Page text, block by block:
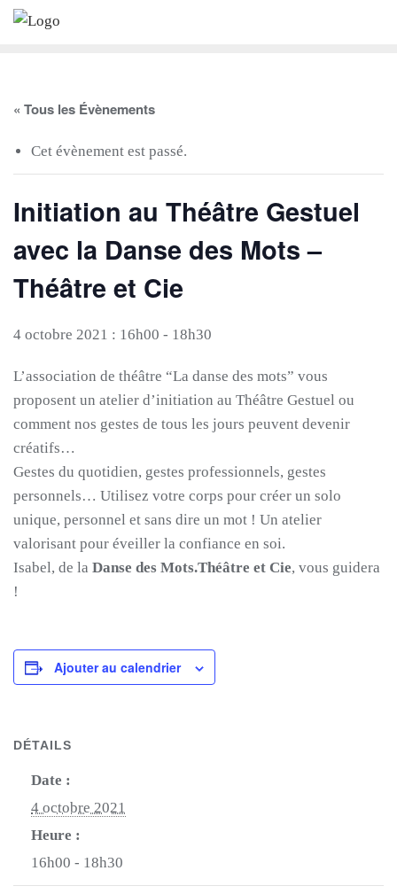
Skip
« Tous les Évènements
Cet évènement est passé.
Initiation au Théâtre Gestuel
avec la Danse des Mots –
Théâtre et Cie
4 octobre 2021 : 16h00 - 18h30
L’association de théâtre “La danse des mots” vous
proposent un atelier d’initiation au Théâtre Gestuel ou
comment nos gestes de tous les jours peuvent devenir
créatifs…
Gestes du quotidien, gestes professionnels, gestes
personnels… Utilisez votre corps pour créer un solo
unique, personnel et sans dire un mot ! Un atelier
valorisant pour éveiller la confiance en soi.
Isabel, de la Danse des Mots.Théâtre et Cie, vous guidera
!
Ajouter au calendrier
DÉTAILS
Date :
4 octobre 2021
Heure :
16h00 - 18h30